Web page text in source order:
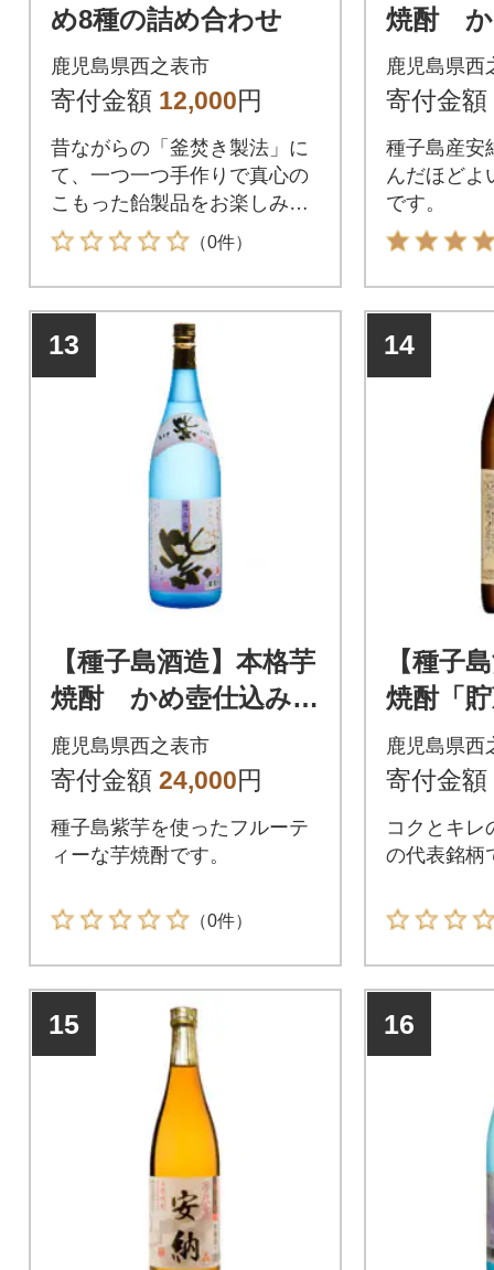
め8種の詰め合わせ
鹿児島県西之表市
寄付金額 12,000円
昔ながらの「釜焚き製法」に
て、一つ一つ手作りで真心の
こもった飴製品をお楽しみく
ださい。
（0件）
焼酎 か
「夢尽
度)
鹿児島県西
寄付金額
種子島産安
んだほどよ
です。
13
【種子島酒造】本格芋
焼酎 かめ壺仕込み
「紫(ゆかり)」(25度)
1.8L×2本セット
鹿児島県西之表市
寄付金額 24,000円
種子島紫芋を使ったフルーテ
ィーな芋焼酎です。
（0件）
14
【種子
焼酎「
耀」
本セット
鹿児島県西
寄付金額
コクとキレ
の代表銘柄
15 16